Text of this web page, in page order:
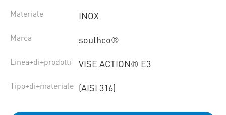
Materiale INOX
Marca southco®
Linea+di+prodotti VISE ACTION® E3
Tipo+di+materiale (AISI 316)